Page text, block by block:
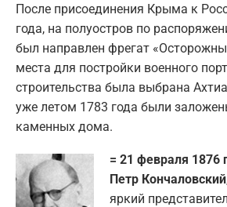
После присоединения Крыма к
года, на полуостров по
был направлен фрегат
места для постройки военного
строительства была выбрана
уже летом 1783 года были
каменных дома.
= 21 февраля 1876
Петр Кончаловский
яркий